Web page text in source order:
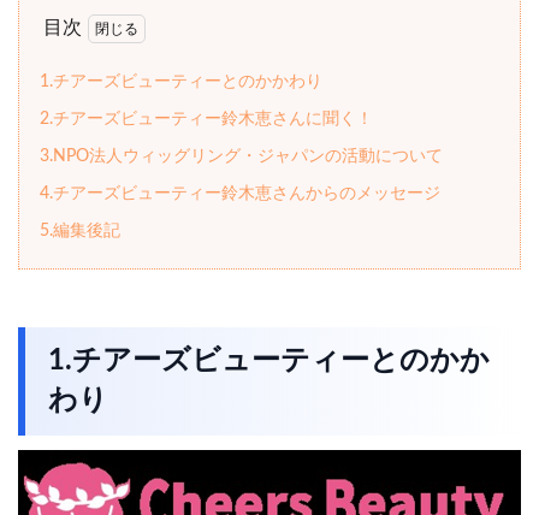
目次
1.チアーズビューティーとのかかわり
2.チアーズビューティー鈴木恵さんに聞く！
3.NPO法人ウィッグリング・ジャパンの活動について
4.チアーズビューティー鈴木恵さんからのメッセージ
5.編集後記
1.チアーズビューティーとのかか
わり